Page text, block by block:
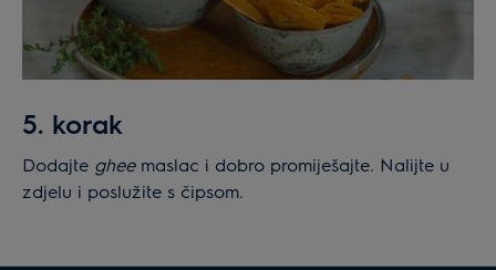
5. korak
Dodajte ghee maslac i dobro promiješajte. Nalijte u
zdjelu i poslužite s čipsom.